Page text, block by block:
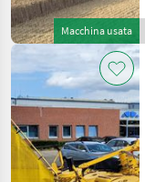
AF
9240
Axial-
Flow
Axial-
Flow
7160
Macchina usata